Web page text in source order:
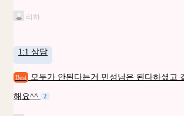
리하
1:1 상담
Best 모두가 안된다는거 민성님은 된다하셨고
해요^^ 2